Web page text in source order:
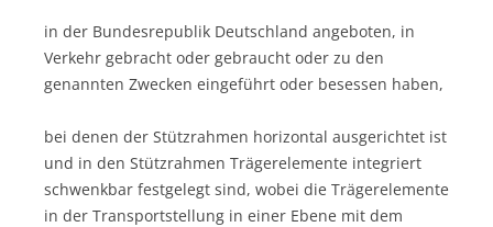
in der Bundesrepublik Deutschland angeboten, in
Verkehr gebracht oder gebraucht oder zu den
genannten Zwecken eingeführt oder besessen haben,
bei denen der Stützrahmen horizontal ausgerichtet ist
und in den Stützrahmen Trägerelemente integriert
schwenkbar festgelegt sind, wobei die Trägerelemente
in der Transportstellung in einer Ebene mit dem